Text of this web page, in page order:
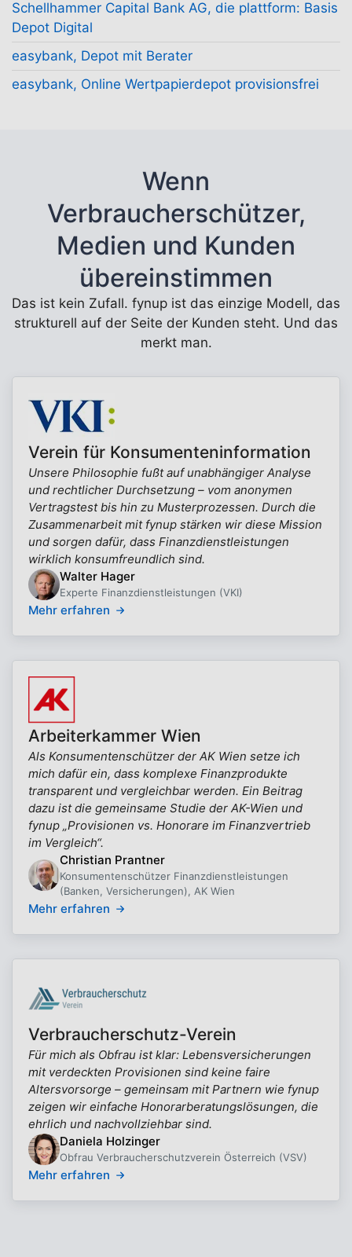
Schellhammer Capital Bank AG, die plattform: Basis
Depot Digital
easybank, Depot mit Berater
easybank, Online Wertpapierdepot provisionsfrei
Wenn
Verbraucherschützer,
Medien und Kunden
übereinstimmen
Das ist kein Zufall. fynup ist das einzige Modell, das
strukturell auf der Seite der Kunden steht. Und das
merkt man.
Verein für Konsumenteninformation
Unsere Philosophie fußt auf unabhängiger Analyse
und rechtlicher Durchsetzung – vom anonymen
Vertragstest bis hin zu Musterprozessen. Durch die
Zusammenarbeit mit fynup stärken wir diese Mission
und sorgen dafür, dass Finanzdienstleistungen
wirklich konsumfreundlich sind.
Walter Hager
Experte Finanzdienstleistungen (VKI)
Mehr erfahren
Arbeiterkammer Wien
Als Konsumentenschützer der AK Wien setze ich
mich dafür ein, dass komplexe Finanzprodukte
transparent und vergleichbar werden. Ein Beitrag
dazu ist die gemeinsame Studie der AK-Wien und
fynup „Provisionen vs. Honorare im Finanzvertrieb
im Vergleich“.
Christian Prantner
Konsumentenschützer Finanzdienstleistungen
(Banken, Versicherungen), AK Wien
Mehr erfahren
Verbraucherschutz-Verein
Für mich als Obfrau ist klar: Lebensversicherungen
mit verdeckten Provisionen sind keine faire
Altersvorsorge – gemeinsam mit Partnern wie fynup
zeigen wir einfache Honorarberatungslösungen, die
ehrlich und nachvollziehbar sind.
Daniela Holzinger
Obfrau Verbraucherschutzverein Österreich (VSV)
Mehr erfahren